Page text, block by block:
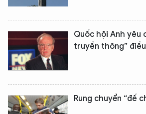
Quốc hội Anh yêu
truyền thông”
Rung chuyển “đế